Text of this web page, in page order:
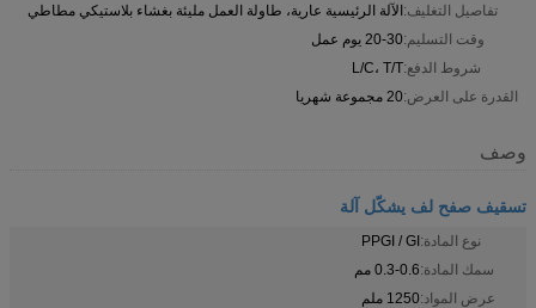
تفاصيل التغليف:الآلة الرئيسية عارية، طاولة العمل مليئة بغشاء بلاستيكي مطاطي
وقت التسليم:20-30 يوم عمل
شروط الدفع:L/C، T/T
القدرة على العرض:20 مجموعة شهريا
وصف
تسقيف صفح لف يشكّل آلة
نوع المادة:PPGI / GI
سمك المادة:0.3-0.6 مم
عرض المواد:1250 ملم